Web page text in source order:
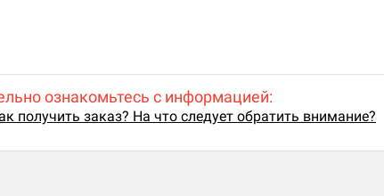
ознакомьтесь с информацией:
получить заказ? На что следует обратить внимание?